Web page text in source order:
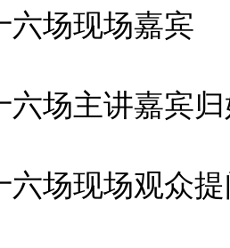
六场现场嘉宾
六场主讲嘉宾
六场现场观众